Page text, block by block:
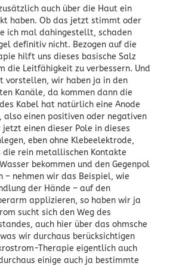
auch über die Haut ein
haben. Ob das jetzt stimmt oder
ich mal dahingestellt, schaden
definitiv nicht. Bezogen auf die
hilft uns dieses basische Salz
die Leitfähigkeit zu verbessern. Und
vorstellen, wir haben ja in den
Kanäle, da kommen dann die
Kabel hat natürlich eine Anode
also einen positiven oder negativen
jetzt einen dieser Pole in dieses
eben ohne Klebeelektrode,
die rein metallischen Kontakte
bekommen und den Gegenpol
– nehmen wir das Beispiel, wie
der Hände – auf den
applizieren, so haben wir ja
sucht sich den Weg des
auch hier über das ohmsche
wir durchaus berücksichtigen
Therapie eigentlich auch
einige auch ja bestimmte